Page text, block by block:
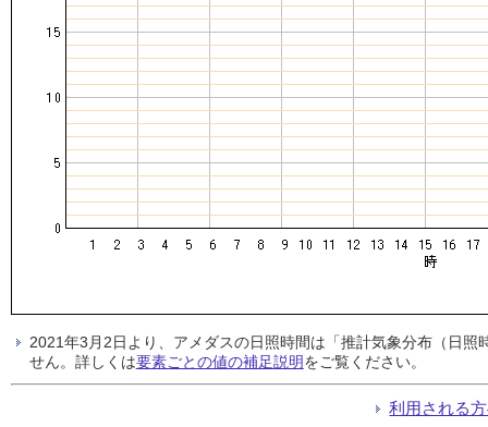
2021年3月2日より、アメダスの日照時間は「推計気象分布（日
せん。詳しくは要素ごとの値の補足説明をご覧ください。
利用される